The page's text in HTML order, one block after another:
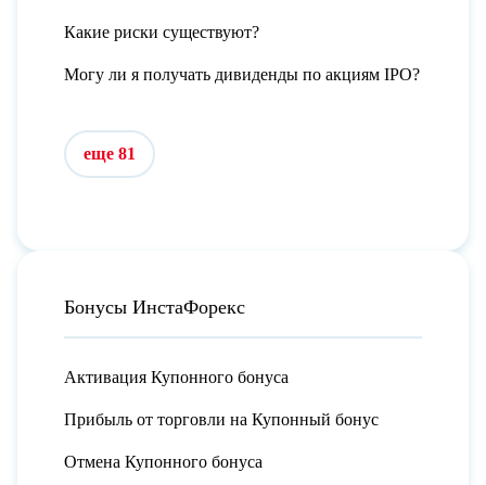
Какие риски существуют?
Могу ли я получать дивиденды по акциям IPO?
еще 81
Бонусы ИнстаФорекс
Активация Купонного бонуса
Прибыль от торговли на Купонный бонус
Отмена Купонного бонуса